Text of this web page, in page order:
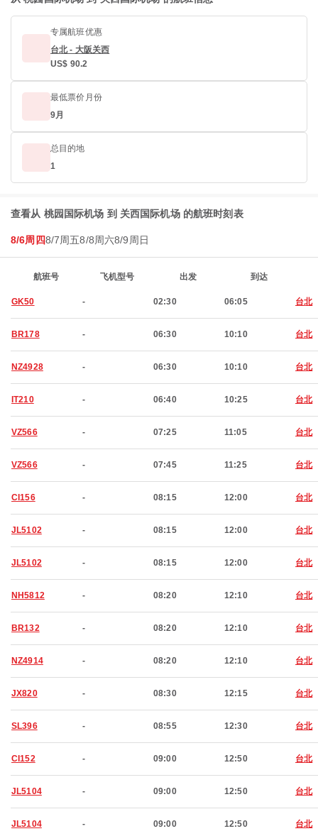
专属航班优惠
台北 - 大阪关西
US$ 90.2
最低票价月份
9月
总目的地
1
查看从 桃园国际机场 到 关西国际机场 的航班时刻表
8/6周四8/7周五8/8周六8/9周日
航班号 飞机型号 出发 到达
GK50 - 02:30 06:05 台北
BR178 - 06:30 10:10 台北
NZ4928 - 06:30 10:10 台北
IT210 - 06:40 10:25 台北
VZ566 - 07:25 11:05 台北
VZ566 - 07:45 11:25 台北
CI156 - 08:15 12:00 台北
JL5102 - 08:15 12:00 台北
JL5102 - 08:15 12:00 台北
NH5812 - 08:20 12:10 台北
BR132 - 08:20 12:10 台北
NZ4914 - 08:20 12:10 台北
JX820 - 08:30 12:15 台北
SL396 - 08:55 12:30 台北
CI152 - 09:00 12:50 台北
JL5104 - 09:00 12:50 台北
JL5104 - 09:00 12:50 台北